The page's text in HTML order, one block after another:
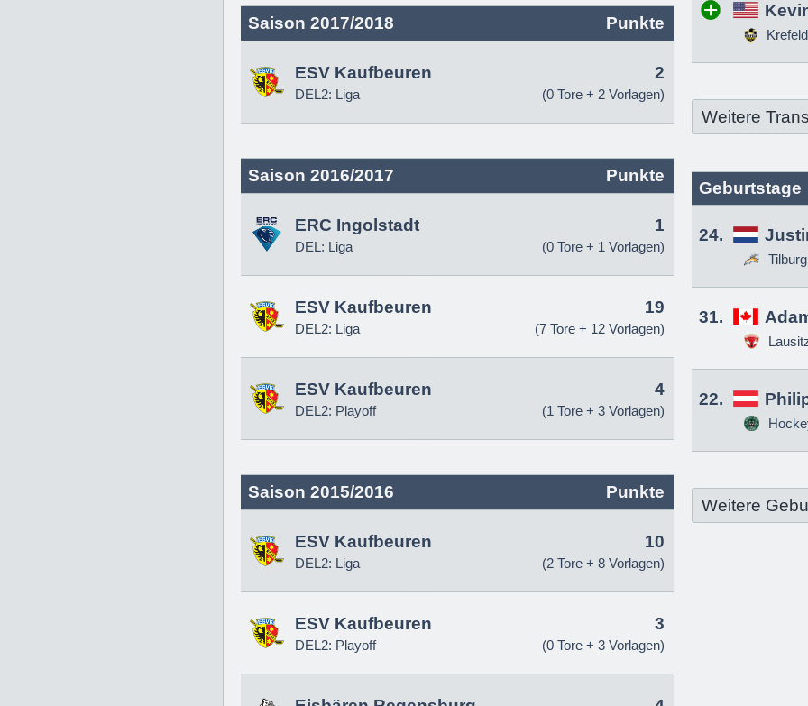
Saison 2017/2018 Punkte
ESV Kaufbeuren
DEL2: Liga
2
(0 Tore + 2 Vorlagen)
Saison 2016/2017 Punkte
ERC Ingolstadt
DEL: Liga
1
(0 Tore + 1 Vorlagen)
ESV Kaufbeuren
DEL2: Liga
19
(7 Tore + 12 Vorlagen)
ESV Kaufbeuren
DEL2: Playoff
4
(1 Tore + 3 Vorlagen)
Saison 2015/2016 Punkte
ESV Kaufbeuren
DEL2: Liga
10
(2 Tore + 8 Vorlagen)
ESV Kaufbeuren
DEL2: Playoff
3
(0 Tore + 3 Vorlagen)
Weitere
Geburtstage
24.
31.
22.
Weitere